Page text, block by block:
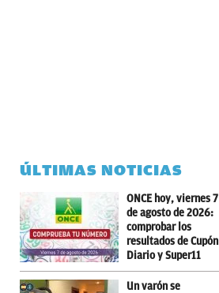
ÚLTIMAS NOTICIAS
ONCE hoy, viernes 7
de agosto de 2026:
comprobar los
resultados de Cupón
Diario y Super11
Un varón se